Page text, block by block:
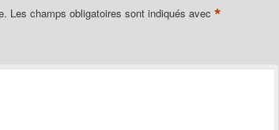
Les champs obligatoires sont indiqués avec *